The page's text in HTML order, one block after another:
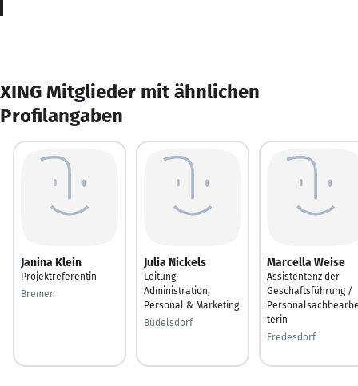
XING Mitglieder mit ähnlichen
Profilangaben
Janina Klein
Projektreferentin
Bremen
Julia Nickels
Leitung
Administration,
Personal & Marketing
Büdelsdorf
Marcella Weise
Assistentenz der
Geschaftsführung /
terin
Fredesdorf